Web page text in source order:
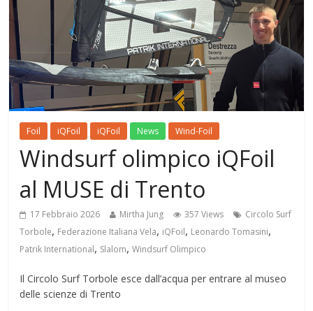
Foil iQFoil iQFoil News Wind-Foil
Windsurf olimpico iQFoil
al MUSE di Trento
17 Febbraio 2026 Mirtha Jung 357 Views
Circolo Surf
Torbole, Federazione Italiana Vela, iQFoil, Leonardo Tomasini,
Patrik International, Slalom,Windsurf Olimpico
Il Circolo Surf Torbole esce dall’acqua per entrare al museo
delle scienze di Trento